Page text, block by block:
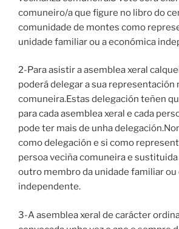
comuneiro/a que figure no libro do
comunidade de montes como
unidade familiar ou a económica
2-Para asistir a asemblea xeral
poderá delegar a sua representación
comuneira.Estas delegación teñen
para cada asemblea xeral e cada
pode ter mais de unha
como delegación e si como
persoa veciña comuneira e
outro membro da unidade familiar ou
independente.
3-A asemblea xeral de carácter